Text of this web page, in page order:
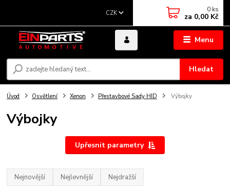
Menu
CZK
Hledat
0 ks
za 0,00 Kč
Úvod Osvětlení Xenon Přestavbové Sady HID Výbojky
Výbojky
Upřesnit parametry
Nejnovější Nejlevnější Nejdražší